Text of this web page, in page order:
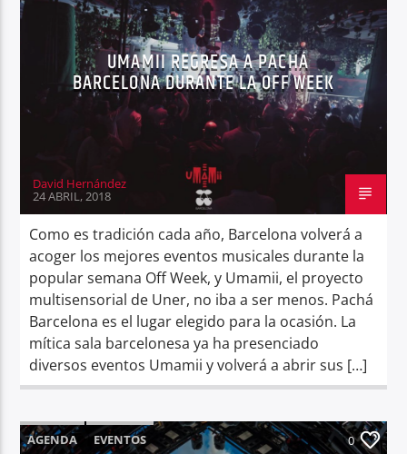
Center Waves
UMAMII REGRESA A PACHÁ
BARCELONA DURANTE LA OFF WEEK
David Hernández
24 ABRIL, 2018
Como es tradición cada año, Barcelona volverá a
acoger los mejores eventos musicales durante la
popular semana Off Week, y Umamii, el proyecto
multisensorial de Uner, no iba a ser menos. Pachá
Barcelona es el lugar elegido para la ocasión. La
mítica sala barcelonesa ya ha presenciado
diversos eventos Umamii y volverá a abrir sus […]
AGENDA EVENTOS 0